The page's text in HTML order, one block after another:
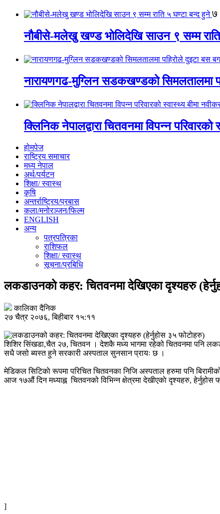
७
नौबीसे-मलेखु खण्ड भोलिदेखि साउन ९ सम्म
नारायणगढ-मुग्लिन सडकखण्डको सिमलतालमा
क्लिनिक नेपालद्वारा चितवनमा विपन्न
होमपेज
राष्ट्रिय समाचार
मध्य नेपाल
अर्थ/पर्यटन
शिक्षा/ स्वास्थ
कृषि
अन्तर्राष्ट्रिय/प्रबास
कला/मनोरञ्जन/फिल्म
ENGLISH
अन्य
पत्रपत्रिका
राशिफल
शिक्षा/ स्वास्थ
सूचना/प्रबिधि
लकडाउनको कहर: चितवनमा देखिएका दृश्यहरु
कालिका दैनिक
२७ चैत्र २०७६, बिहीबार १५:११
शिशिर सिंखडा,चैत २७, चितवन । देशकै मध्य भागमा रहेको चितवनमा पनि
सधै जसो ब्यस्त हुने सरकारी अस्पताल सुनसान प्रायः छ ।
मेडिकल सिटिकाे रूपमा परिचित चितवनका निजि अस्पताल हरुमा पनि
आज १७औं दिन मध्याह्न चितवनको विभिन्न क्षेत्रमा देखीएकाे दृश्यहरु, हेर्नुहोस
]